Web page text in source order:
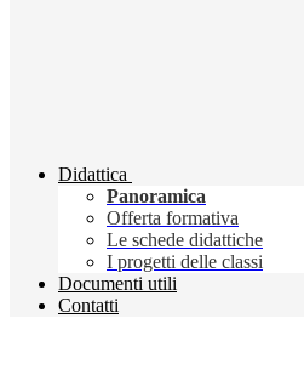
Didattica
Panoramica
Offerta formativa
Le schede didattiche
I progetti delle classi
Documenti utili
Contatti